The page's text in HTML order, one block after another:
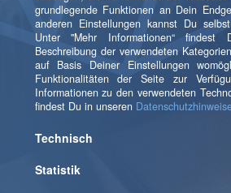
Mehr lesen
Customer Engagement